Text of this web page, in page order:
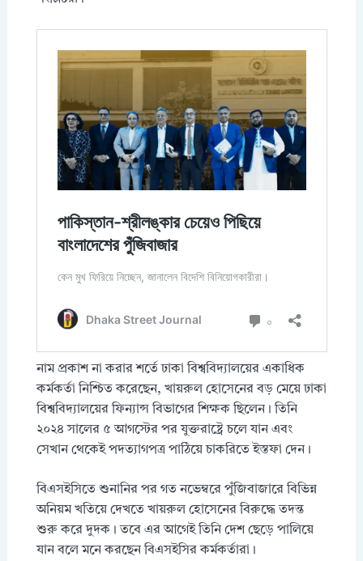
নাম প্রকাশ না করার শর্তে ঢাকা বিশ্ববিদ্যালয়ের একাধিক
কর্মকর্তা নিশ্চিত করেছেন, খায়রুল হোসেনের বড় মেয়ে ঢাকা
বিশ্ববিদ্যালয়ের ফিন্যান্স বিভাগের শিক্ষক ছিলেন। তিনি
২০২৪ সালের ৫ আগস্টের পর যুক্তরাষ্ট্রে চলে যান এবং
সেখান থেকেই পদত্যাগপত্র পাঠিয়ে চাকরিতে ইস্তফা দেন।
বিএসইসিতে শুনানির পর গত নভেম্বরে পুঁজিবাজারে বিভিন্ন
অনিয়ম খতিয়ে দেখতে খায়রুল হোসেনের বিরুদ্ধে তদন্ত
শুরু করে দুদক। তবে এর আগেই তিনি দেশ ছেড়ে পালিয়ে
যান বলে মনে করছেন বিএসইসির কর্মকর্তারা।